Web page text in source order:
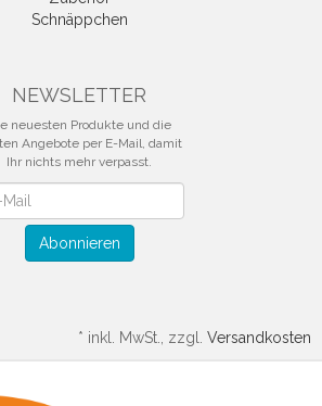
Schnäppchen
NEWSLETTER
neuesten Produkte und die
Angebote per E-Mail, damit
Ihr nichts mehr verpasst.
Abonnieren
* inkl. MwSt., zzgl. Versandkosten